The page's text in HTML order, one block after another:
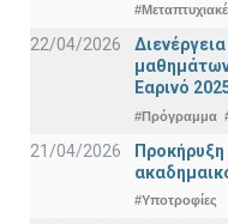
22/04/2026
Εαρινό
#Πρόγραμμα
21/04/2026
#Υποτροφίες